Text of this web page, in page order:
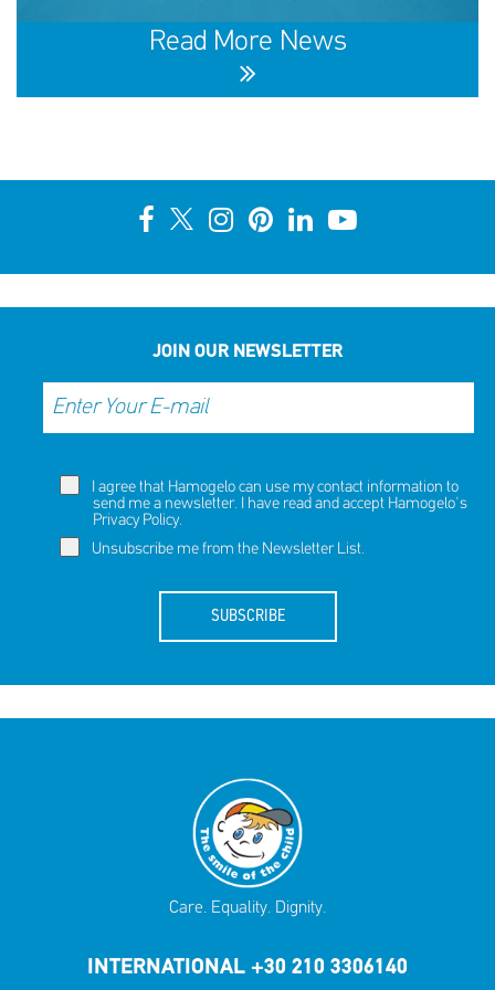
SHARE
REACT
Read More News
JOIN OUR NEWSLETTER
I agree that Hamogelo can use my contact information to
send me a newsletter. I have read and accept Hamogelo's
Privacy Policy.
Unsubscribe me from the Newsletter List.
SUBSCRIBE
Care. Equality. Dignity.
INTERNATIONAL +30 210 3306140